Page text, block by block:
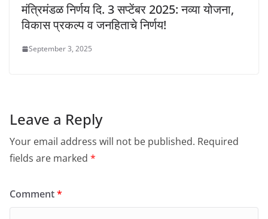
मंत्रिमंडळ निर्णय दि. 3 सप्टेंबर 2025: नव्या योजना,
विकास प्रकल्प व जनहिताचे निर्णय!
September 3, 2025
Leave a Reply
Your email address will not be published. Required
fields are marked *
Comment*